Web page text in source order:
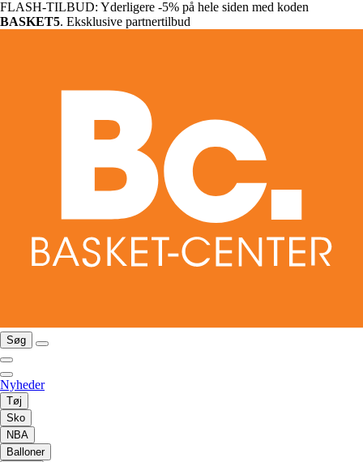
FLASH-TILBUD: Yderligere -5% på hele siden med koden
BASKET5. Eksklusive partnertilbud
Søg
Nyheder
Tøj
Sko
NBA
Balloner